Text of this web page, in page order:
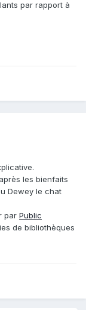
par rapport à
les bienfaits
Dewey le chat
par Public
de bibliothèques